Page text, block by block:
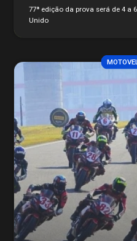
77ª edição da prova será de 4 a
Unido